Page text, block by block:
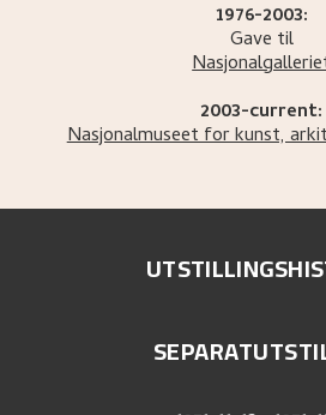
1976-2003:
Gave til
2003-current:
Nasjonalmuseet for kunst,